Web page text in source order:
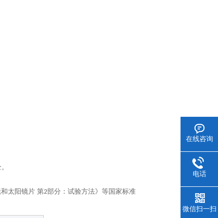
和太阳镜片 第2部分：试验方法》等国家标准
在线咨询
电话
微信扫一扫